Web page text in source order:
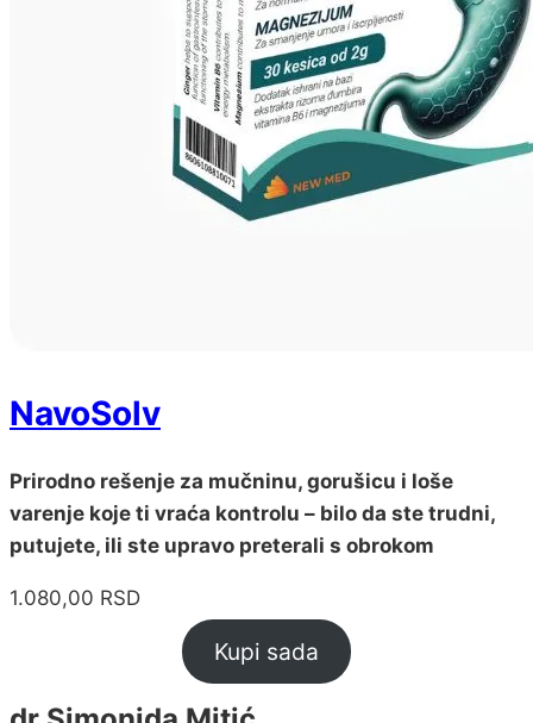
NavoSolv
Prirodno rešenje za mučninu, gorušicu i loše
varenje koje ti vraća kontrolu – bilo da ste trudni,
putujete, ili ste upravo preterali s obrokom
1.080,00 RSD
Kupi sada